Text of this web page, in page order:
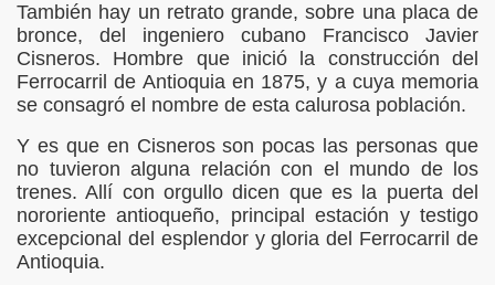
También hay un retrato grande, sobre una placa de
bronce, del ingeniero cubano Francisco Javier
Cisneros. Hombre que inició la construcción del
Ferrocarril de Antioquia en 1875, y a cuya memoria
se consagró el nombre de esta calurosa población.
Y es que en Cisneros son pocas las personas que
no tuvieron alguna relación con el mundo de los
trenes. Allí con orgullo dicen que es la puerta del
nororiente antioqueño, principal estación y testigo
excepcional del esplendor y gloria del Ferrocarril de
Antioquia.
BARBOSA